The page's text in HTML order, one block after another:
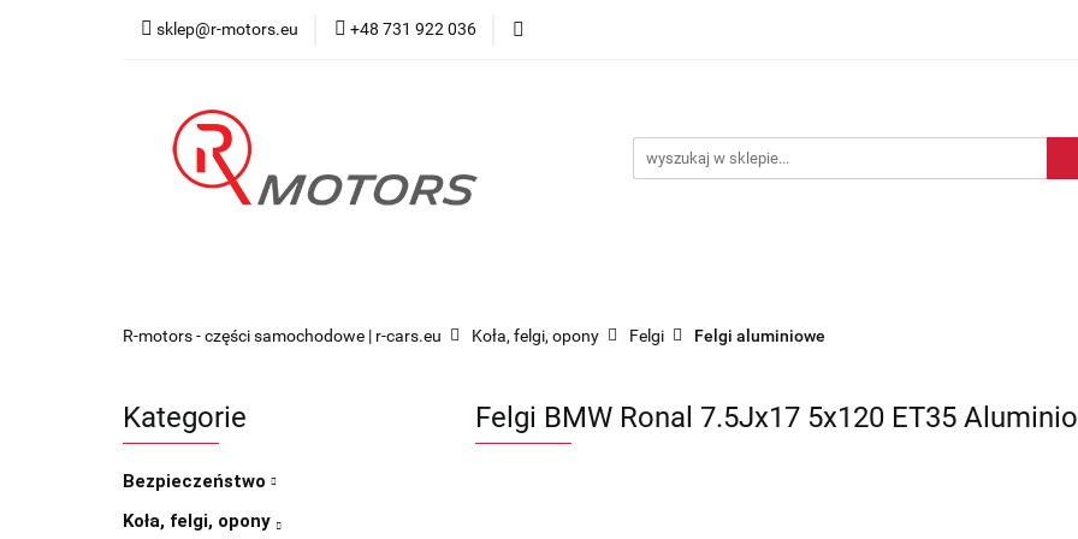
sklep@r-motors.eu +48 731 922 036
R-motors - części samochodowe | r-cars.eu Koła, felgi, opony Felgi Felgi aluminiowe
Kategorie
Bezpieczeństwo
Koła, felgi, opony
Felgi BMW Ronal 7.5Jx17 5x120 ET35